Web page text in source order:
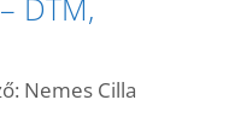
Nemes Cilla